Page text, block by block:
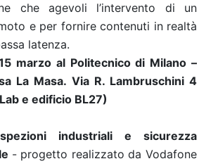
che agevoli l’intervento di un
e per fornire contenuti in realtà
latenza.
marzo al Politecnico di Milano –
La Masa. Via R. Lambruschini 4
e edificio BL27)
industriali e sicurezza
- progetto realizzato da Vodafone